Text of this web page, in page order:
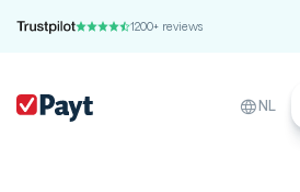
1200+ reviews
NL